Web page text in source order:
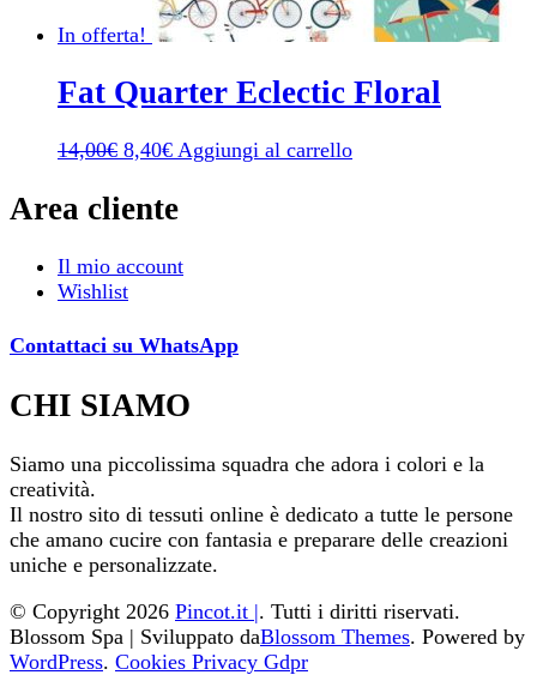
In offerta!
Fat Quarter Eclectic Floral
14,00€ Il
originale
era:
8,40€Il
attuale
è:
Aggiungi al carrello
Area cliente
Il mio account
Wishlist
Contattaci su WhatsApp
CHI SIAMO
Siamo una piccolissima squadra che adora i colori e la
creatività.
Il nostro sito di tessuti online è dedicato a tutte le persone
che amano cucire con fantasia e preparare delle creazioni
uniche e personalizzate.
© Copyright 2026 Pincot.it |. Tutti i diritti riservati.
Blossom Spa | Sviluppato daBlossom Themes. Powered by
WordPress. Cookies Privacy Gdpr